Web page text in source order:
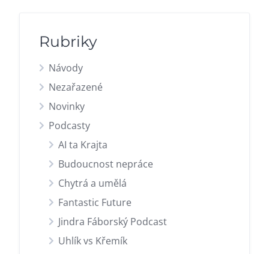
Rubriky
Návody
Nezařazené
Novinky
Podcasty
AI ta Krajta
Budoucnost nepráce
Chytrá a umělá
Fantastic Future
Jindra Fáborský Podcast
Uhlík vs Křemík